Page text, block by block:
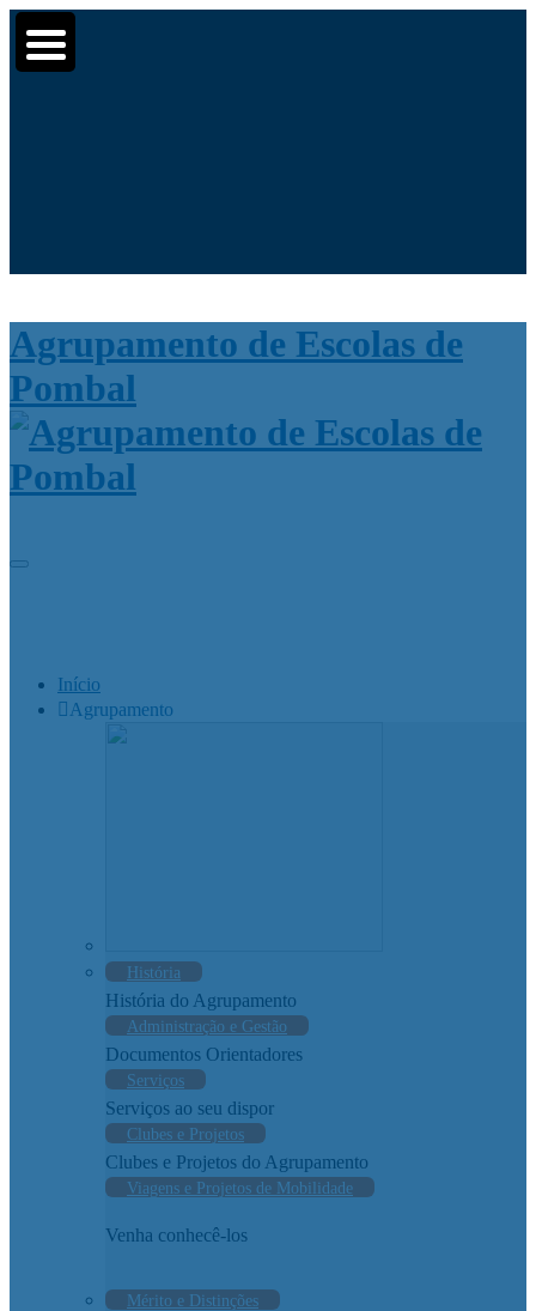
Agrupamento de Escolas de
Pombal
Início
Agrupamento
História
História do Agrupamento
Administração e Gestão
Documentos Orientadores
Serviços
Serviços ao seu dispor
Clubes e Projetos
Clubes e Projetos do Agrupamento
Viagens e Projetos de Mobilidade
Venha conhecê-los
Mérito e Distinções